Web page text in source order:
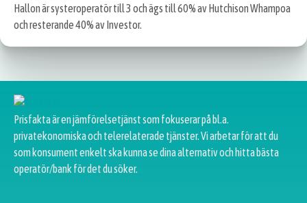
Hallon är systeroperatör till 3 och ägs till 60% av Hutchison Whampoa
och resterande 40% av Investor.
Prisfakta är en jämförelsetjänst som fokuserar på bl.a.
privatekonomiska och telerelaterade tjänster. Vi arbetar för att du
som konsument enkelt ska kunna se dina alternativ och hitta bästa
operatör/bank för det du söker.